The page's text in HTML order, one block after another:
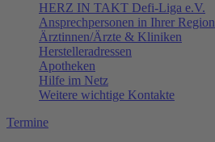
HERZ IN TAKT Defi-Liga e.V.
Ansprechpersonen in Ihrer Region
Ärztinnen/Ärzte & Kliniken
Herstelleradressen
Apotheken
Hilfe im Netz
Weitere wichtige Kontakte
Termine